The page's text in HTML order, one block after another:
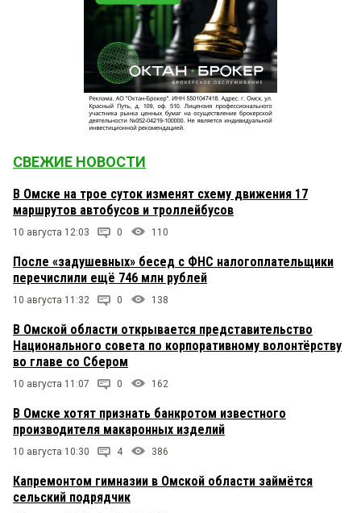
СВЕЖИЕ НОВОСТИ
В Омске на трое суток изменят схему движения 17
маршрутов автобусов и троллейбусов
10 августа 12:03 0 110
После «задушевных» бесед с ФНС налогоплательщики
перечислили ещё 746 млн рублей
10 августа 11:32 0 138
В Омской области открывается представительство
Национального совета по корпоративному волонтёрству
во главе со Сбером
10 августа 11:07 0 162
В Омске хотят признать банкротом известного
производителя макаронных изделий
10 августа 10:30 4 386
Капремонтом гимназии в Омской области займётся
сельский подрядчик